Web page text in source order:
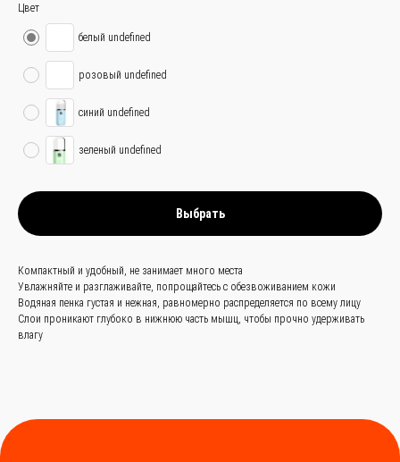
Цвет
белый undefined
розовый undefined
синий undefined
зеленый undefined
Выбрать
Компактный и удобный, не занимает много места
Увлажняйте и разглаживайте, попрощайтесь с обезвоживанием кожи
Водяная пенка густая и нежная, равномерно распределяется по всему лицу
Слои проникают глубоко в нижнюю часть мышц, чтобы прочно удерживать
влагу
связаться с
нами —
и быстро
86 (136) 00-08-
85-37
+